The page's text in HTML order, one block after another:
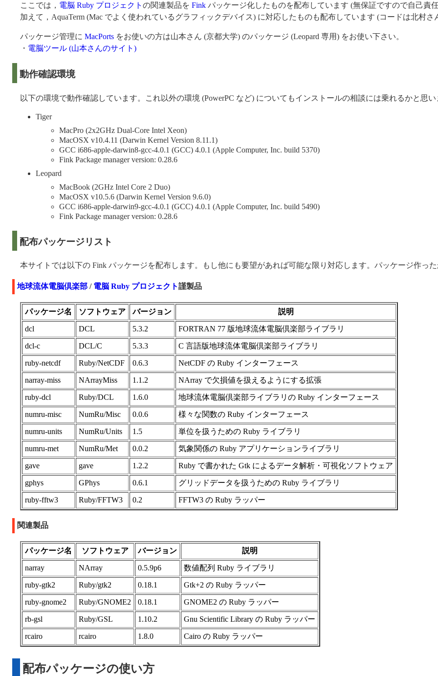
ここでは， 電脳 Ruby プロジェクト の関連製品を Fink パッケージ化したものを配布しています (無保証ですので自己責
加えて，AquaTerm (Mac でよく使われているグラフィックデバイス) に対応したものも配布しています (コードは北村さ
パッケージ管理に MacPorts をお使いの方は山本さん (京都大学) のパッケージ (Leopard 専用) をお使い下さい。
・ 電脳ツール (山本さんのサイト)
動作確認環境
以下の環境で動作確認しています。これ以外の環境 (PowerPC など) についてもインストールの相談には乗れるかと思
Tiger
MacPro (2x2GHz Dual-Core Intel Xeon)
MacOSX v10.4.11 (Darwin Kernel Version 8.11.1)
GCC i686-apple-darwin8-gcc-4.0.1 (GCC) 4.0.1 (Apple Computer, Inc. build 5370)
Fink Package manager version: 0.28.6
Leopard
MacBook (2GHz Intel Core 2 Duo)
MacOSX v10.5.6 (Darwin Kernel Version 9.6.0)
GCC i686-apple-darwin9-gcc-4.0.1 (GCC) 4.0.1 (Apple Computer, Inc. build 5490)
Fink Package manager version: 0.28.6
配布パッケージリスト
本サイトでは以下の Fink パッケージを配布します。もし他にも要望があれば可能な限り対応します。パッケージ作っ
地球流体電脳倶楽部 / 電脳 Ruby プロジェクト謹製品
パッケージ名 ソフトウェア バージョン 説明
dcl DCL 5.3.2 FORTRAN 77 版地球流体電脳倶楽部ライブラリ
dcl-c DCL/C 5.3.3 C 言語版地球流体電脳倶楽部ライブラリ
ruby-netcdf Ruby/NetCDF 0.6.3 NetCDF の Ruby インターフェース
narray-miss NArrayMiss 1.1.2 NArray で欠損値を扱えるようにする拡張
ruby-dcl Ruby/DCL 1.6.0 地球流体電脳倶楽部ライブラリの Ruby インターフェース
numru-misc NumRu/Misc 0.0.6 様々な関数の Ruby インターフェース
numru-units NumRu/Units 1.5 単位を扱うための Ruby ライブラリ
numru-met NumRu/Met 0.0.2 気象関係の Ruby アプリケーションライブラリ
gave gave 1.2.2 Ruby で書かれた Gtk によるデータ解析・可視化ソフトウェア
gphys GPhys 0.6.1 グリッドデータを扱うための Ruby ライブラリ
ruby-fftw3 Ruby/FFTW3 0.2 FFTW3 の Ruby ラッパー
関連製品
パッケージ名 ソフトウェア バージョン 説明
narray NArray 0.5.9p6 数値配列 Ruby ライブラリ
ruby-gtk2 Ruby/gtk2 0.18.1 Gtk+2 の Ruby ラッパー
ruby-gnome2 Ruby/GNOME2 0.18.1 GNOME2 の Ruby ラッパー
rb-gsl Ruby/GSL 1.10.2 Gnu Scientific Library の Ruby ラッパー
rcairo rcairo 1.8.0 Cairo の Ruby ラッパー
配布パッケージの使い方